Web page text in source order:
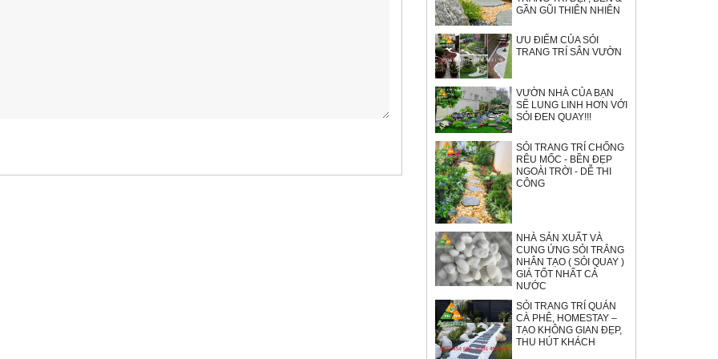
GẦN GŨI THIÊN NHIÊN
ƯU ĐIỂM CỦA SỎI
TRANG TRÍ SÂN VƯỜN
VƯỜN NHÀ CỦA BẠN
SẼ LUNG LINH HƠN VỚI
SỎI ĐEN QUAY!!!
SỎI TRANG TRÍ CHỐNG
RÊU MỐC - BỀN ĐẸP
NGOÀI TRỜI - DỄ THI
CÔNG
NHÀ SẢN XUẤT VÀ
CUNG ỨNG SỎI TRẮNG
NHÂN TẠO ( SỎI QUAY )
GIÁ TỐT NHẤT CẢ
NƯỚC
SỎI TRANG TRÍ QUÁN
CÀ PHÊ, HOMESTAY –
TẠO KHÔNG GIAN ĐẸP,
THU HÚT KHÁCH